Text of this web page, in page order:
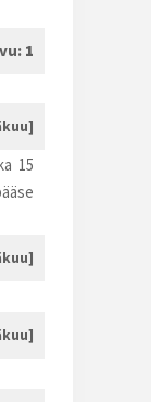
1
15